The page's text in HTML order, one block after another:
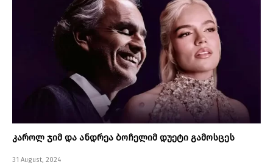
კაროლ ჯიმ და ანდრეა ბოჩელიმ დუეტი გამოსცეს
31 August, 2024